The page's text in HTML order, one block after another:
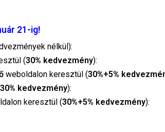
21-ig!
nélkül):
(30% kedvezmény):
weboldalon keresztül (30%+5%
30% kedvezmény):
keresztül (30%+5% kedvezmény):